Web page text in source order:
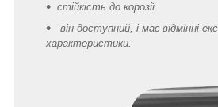
стійкість до корозії
він доступний, і має відмінні
характеристики.